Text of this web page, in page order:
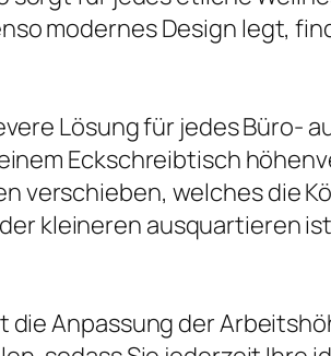
modernes Design legt,
Lösung für jedes Büro-
Eckschreibtisch
verschieben, welches die
kleineren ausquartieren
Anpassung der